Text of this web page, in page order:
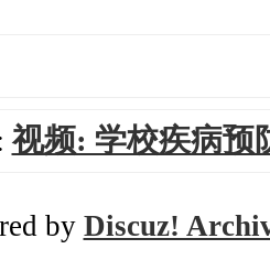
视频: 学校疾病预
by Discuz!